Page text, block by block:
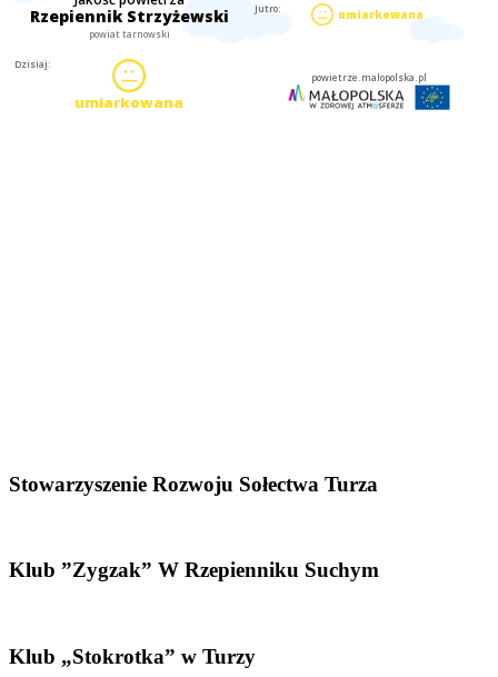
Stowarzyszenie Rozwoju Sołectwa Turza
Klub ”Zygzak” W Rzepienniku Suchym
Klub „Stokrotka” w Turzy